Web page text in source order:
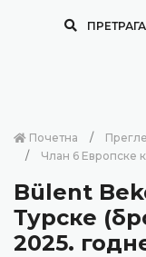
ПРЕТРАГА
Почетна
Члан 6 Европске
Bülent
Турске
2025.